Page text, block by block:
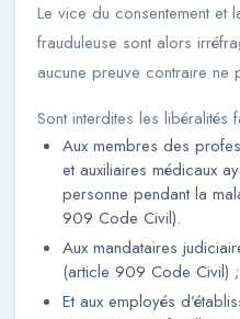
Le vice du consentement et
frauduleuse sont alors
aucune preuve contraire ne
Sont interdites les libéralités
Aux membres des
et auxiliaires médicaux
personne pendant la
909 Code Civil).
Aux mandataires
(article 909 Code Civil) ;
Et aux employés